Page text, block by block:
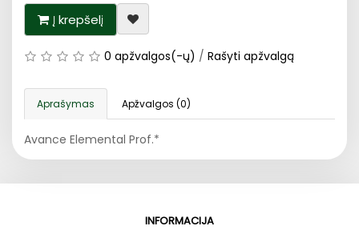
Į krepšelį
0 apžvalgos(-ų) / Rašyti apžvalgą
Aprašymas Apžvalgos (0)
Avance Elemental Prof.*
INFORMACIJA